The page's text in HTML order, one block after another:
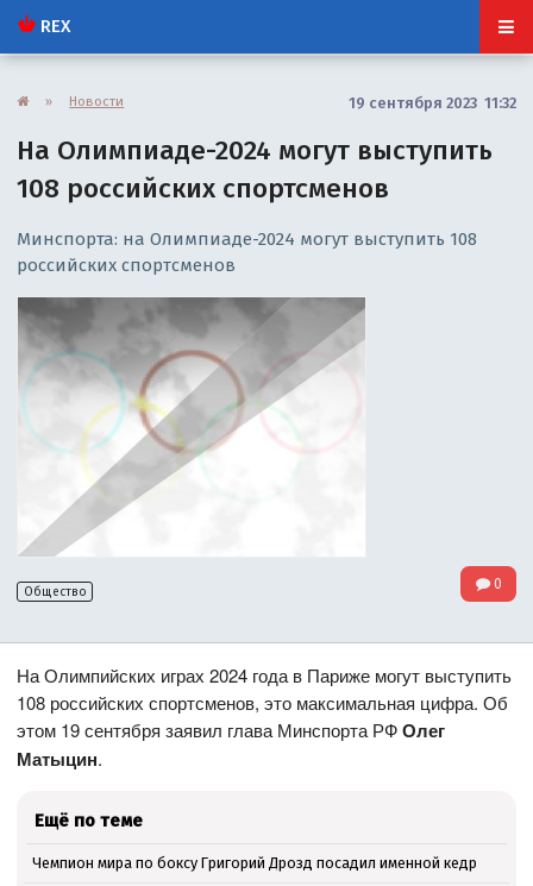
REX
» Новости 19 сентября 2023 11:32
На Олимпиаде-2024 могут выступить
108 российских спортсменов
Минспорта: на Олимпиаде-2024 могут выступить 108
российских спортсменов
Общество 0
На Олимпийских играх 2024 года в Париже могут выступить
108 российских спортсменов, это максимальная цифра. Об
этом 19 сентября заявил глава Минспорта РФОлег
Матыцин.
Ещё по теме
Чемпион мира по боксу Григорий Дрозд посадил именной кедр